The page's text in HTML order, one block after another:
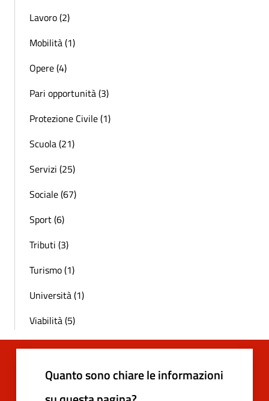
Lavoro (2)
Mobilità (1)
Opere (4)
Pari opportunità (3)
Protezione Civile (1)
Scuola (21)
Servizi (25)
Sociale (67)
Sport (6)
Tributi (3)
Turismo (1)
Università (1)
Viabilità (5)
Quanto sono chiare le informazioni